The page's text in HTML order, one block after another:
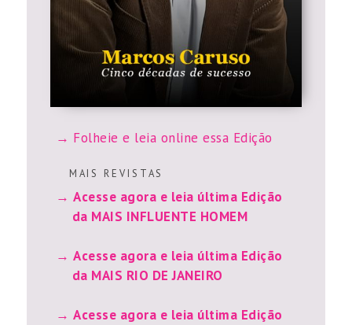
Folheie e leia online essa Edição
M A I S R E V I S T A S
Acesse agora e leia última Edição
da MAIS INFLUENTE HOMEM
Acesse agora e leia última Edição
da MAIS RIO DE JANEIRO
Acesse agora e leia última Edição